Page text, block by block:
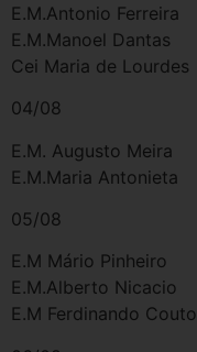
E.M.Antonio Ferreira
E.M.Manoel Dantas
Cei Maria de Lourdes
04/08
E.M. Augusto Meira
E.M.Maria Antonieta
05/08
E.M Mário Pinheiro
E.M.Alberto Nicacio
E.M Ferdinando Couto